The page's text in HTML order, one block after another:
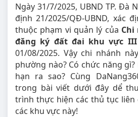
Ngày 31/7/2025, UBND TP. Đà
định 21/2025/QĐ-UBND, xác
thuộc phạm vi quản lý của Chi
đăng ký đất đai khu vực
01/08/2025. Vậy chi nhánh
phường nào? Có chức năng
hạn ra sao? Cùng
trong bài viết dưới đây dể
trình thực hiện các thủ tục liên
các khu vực này!